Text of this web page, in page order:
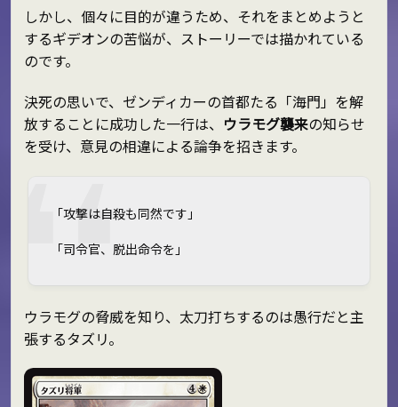
しかし、個々に目的が違うため、それをまとめようと
するギデオンの苦悩が、ストーリーでは描かれている
のです。
決死の思いで、ゼンディカーの首都たる「海門」を解
放することに成功した一行は、 ウラモグ襲来の知らせ
を受け、意見の相違による論争を招きます。
「攻撃は自殺も同然です」
「司令官、脱出命令を」
ウラモグの脅威を知り、太刀打ちするのは愚行だと主
張するタズリ。